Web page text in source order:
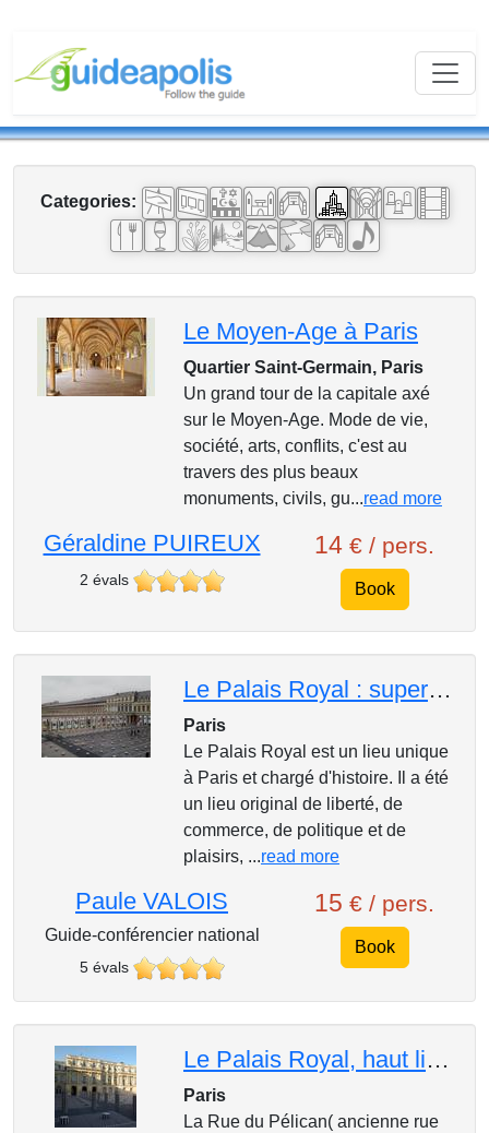
Categories:
Le Moyen-Age à Paris
Quartier Saint-Germain, Paris
Un grand tour de la capitale axé
sur le Moyen-Age. Mode de vie,
société, arts, conflits, c'est au
travers des plus beaux
monuments, civils, gu...read more
Géraldine PUIREUX
2 évals
14 € / pers.
Book
Le Palais Royal : superbe et méconnu
Paris
Le Palais Royal est un lieu unique
à Paris et chargé d'histoire. Il a été
un lieu original de liberté, de
commerce, de politique et de
plaisirs, ...read more
Paule VALOIS
Guide-conférencier national
5 évals
15 € / pers.
Book
Le Palais Royal, haut lieu de plaisir et de révolution
Paris
La Rue du Pélican( ancienne rue